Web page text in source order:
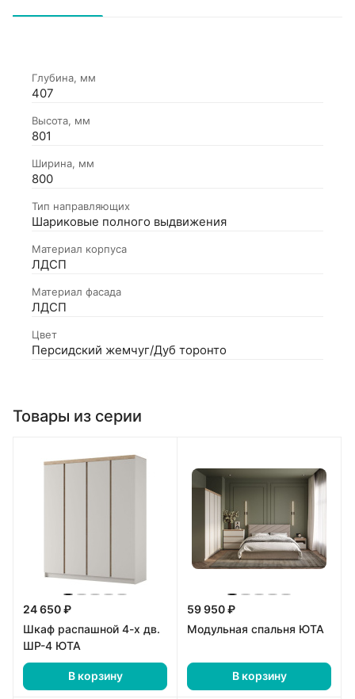
Глубина, мм
407
Высота, мм
801
Ширина, мм
800
Тип направляющих
Шариковые полного выдвижения
Материал корпуса
ЛДСП
Материал фасада
ЛДСП
Цвет
Персидский жемчуг/Дуб торонто
Товары из серии
24 650 ₽
Шкаф распашной 4-х дв.
ШР-4 ЮТА
В корзину
59 950 ₽
Модульная спальня ЮТА
В корзину